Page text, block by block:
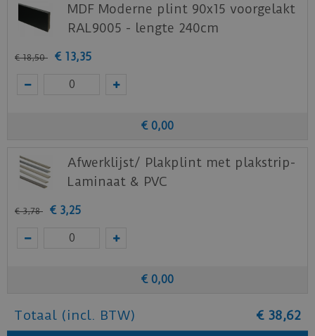
MDF Moderne plint 90x15 voorgelakt
RAL9005 - lengte 240cm
€ 18,50 € 13,35
€ 0,00
Afwerklijst/ Plakplint met plakstrip-
Laminaat & PVC
€ 3,78 € 3,25
€ 0,00
Totaal (incl. BTW) € 38,62